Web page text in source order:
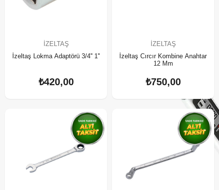
İZELTAŞ
İzeltaş Lokma Adaptörü 3/4'' 1''
₺420,00
İZELTAŞ
İzeltaş Cırcır Kombine Anahtar
12 Mm
₺750,00